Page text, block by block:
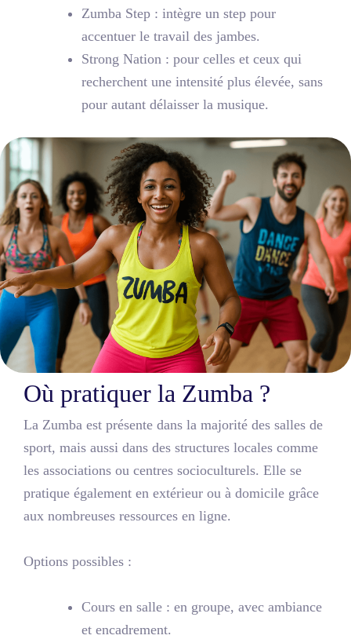
Zumba Step : intègre un step pour
accentuer le travail des jambes.
Strong Nation : pour celles et ceux qui
recherchent une intensité plus élevée, sans
pour autant délaisser la musique.
Où pratiquer la Zumba ?
La Zumba est présente dans la majorité des salles de
sport, mais aussi dans des structures locales comme
les associations ou centres socioculturels. Elle se
pratique également en extérieur ou à domicile grâce
aux nombreuses ressources en ligne.
Options possibles :
Cours en salle : en groupe, avec ambiance
et encadrement.